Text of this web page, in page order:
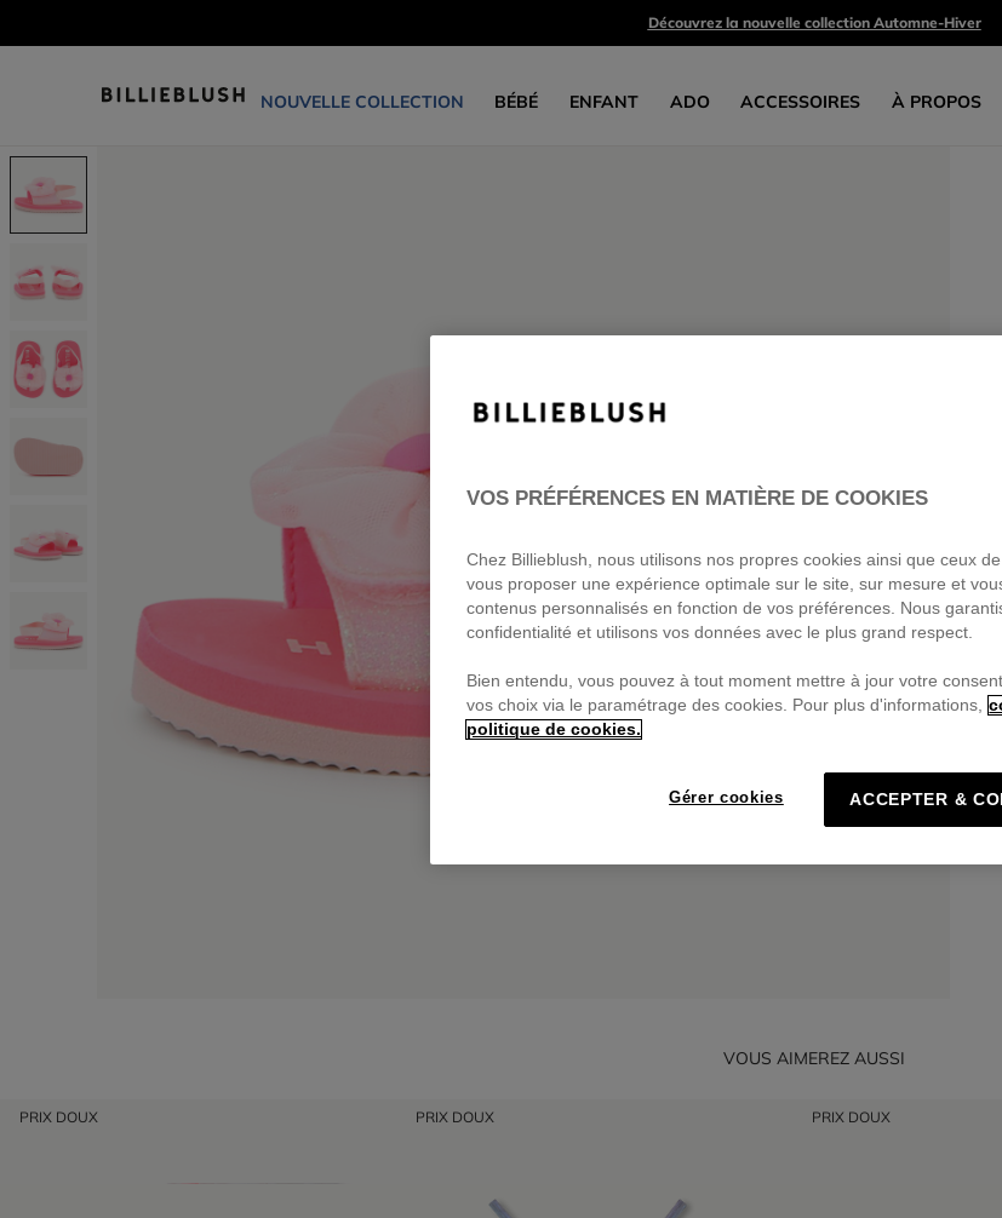
Découvrez la nouvelle collection Automne-Hiver
NOUVELLE COLLECTION BÉBÉ ENFANT ADO ACCESSOIRES À PROPOS
VOUS AIMEREZ AUSSI
PRIX DOUX PRIX DOUX PRIX DOUX
VOS PRÉFÉRENCES EN MATIÈRE DE COOKIES
Chez Billieblush, nous utilisons nos propres cookies ainsi que ceux
vous proposer une expérience optimale sur le site, sur mesure et
contenus personnalisés en fonction de vos préférences. Nous
confidentialité et utilisons vos données avec le plus grand respect.
Bien entendu, vous pouvez à tout moment mettre à jour votre
vos choix via le paramétrage des cookies. Pour plus d'informations,
politique de cookies.
Gérer cookies ACCEPTER &